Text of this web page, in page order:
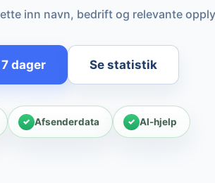
inn navn, bedrift og relevante
dager Se statistik
Afsenderdata AI-hjelp